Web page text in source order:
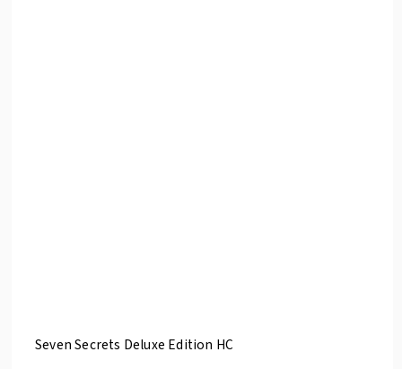
Seven Secrets Deluxe Edition HC